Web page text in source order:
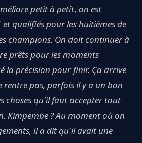
petit à petit, on est
et qualifiés pour les huitièmes de
champions. On doit continuer à
prêts pour les moments
la précision pour finir. Ça arrive
rentre pas, parfois il y a un bon
choses qu'il faut accepter tout
Kimpembe ? Au moment où on
il a dit qu'il avait une